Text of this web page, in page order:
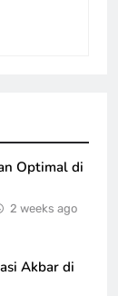
Optimal di
2 weeks ago
Akbar di